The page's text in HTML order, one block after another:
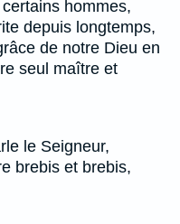
hommes,
depuis longtemps,
de notre Dieu en
seul maître et
le Seigneur,
brebis et brebis,